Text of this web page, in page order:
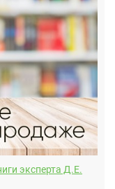
эксперта Д.E.